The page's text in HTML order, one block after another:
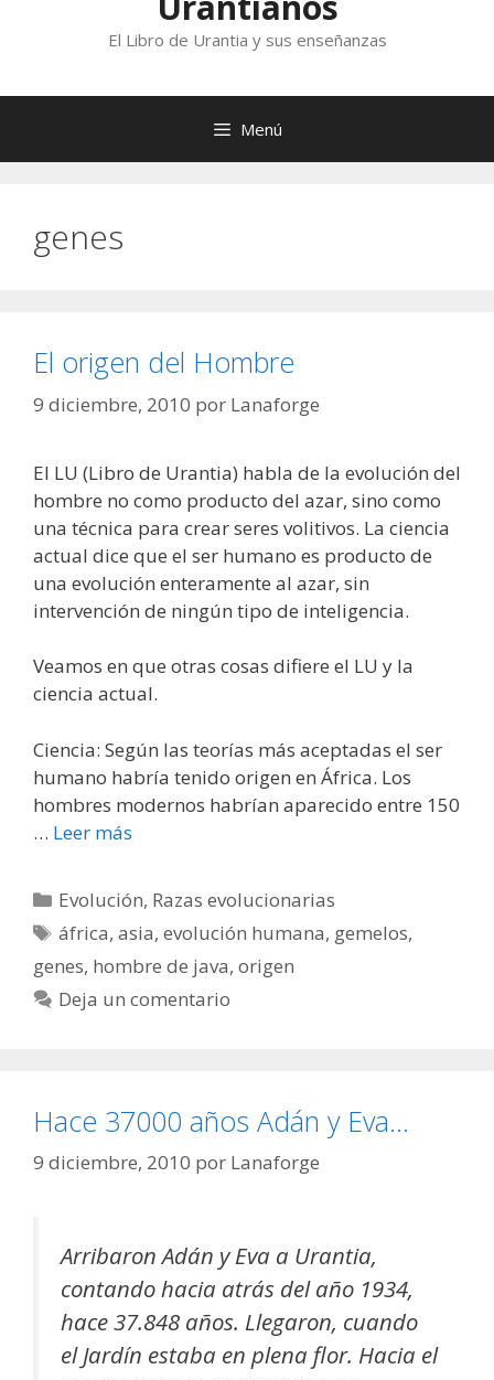
El Libro de Urantia y sus enseñanzas
Menú
genes
El origen del Hombre
9 diciembre, 2010 por Lanaforge
El LU (Libro de Urantia) habla de la evolución del
hombre no como producto del azar, sino como
una técnica para crear seres volitivos. La ciencia
actual dice que el ser humano es producto de
una evolución enteramente al azar, sin
intervención de ningún tipo de inteligencia.
Veamos en que otras cosas difiere el LU y la
ciencia actual.
Ciencia: Según las teorías más aceptadas el ser
humano habría tenido origen en África. Los
hombres modernos habrían aparecido entre 150
… Leer más
Categorías
Evolución, Razas evolucionarias
Etiquetas
áfrica,asia,evolución humana, gemelos,
genes, hombre de java, origen
Deja un comentario
Hace 37000 años Adán y Eva…
9 diciembre, 2010 por Lanaforge
Arribaron Adán y Eva a Urantia,
contando hacia atrás del año 1934,
hace 37.848 años. Llegaron, cuando
el Jardín estaba en plena flor. Hacia el